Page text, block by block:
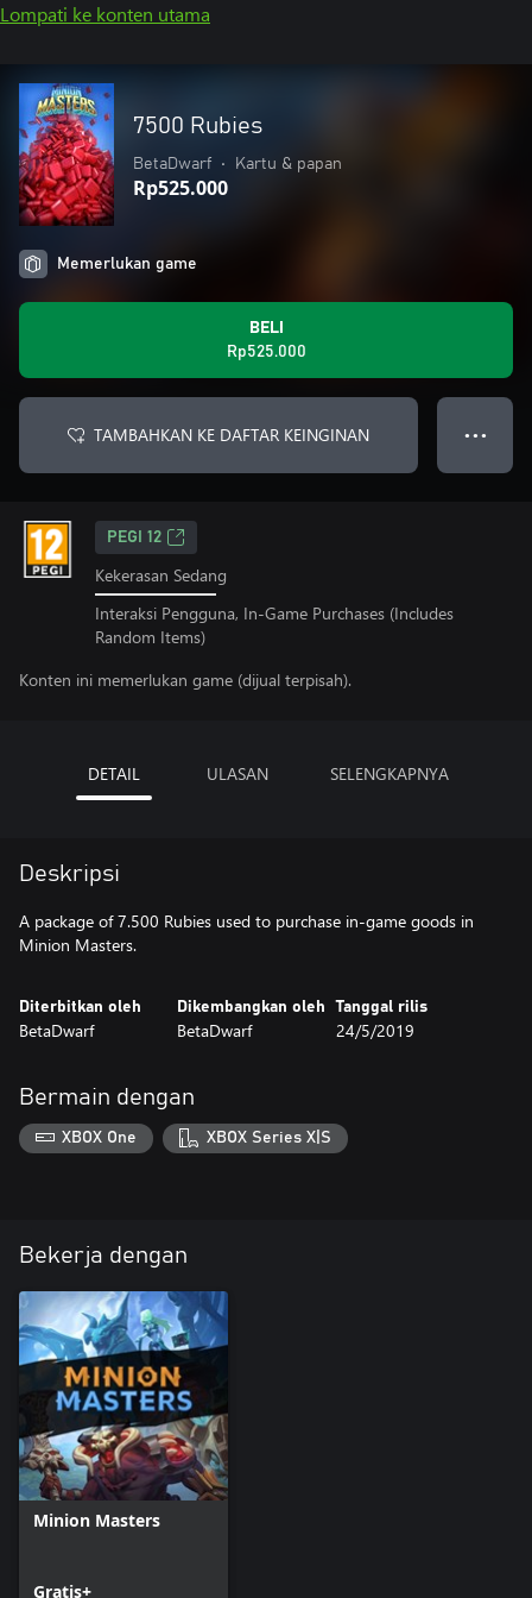
Lompati ke konten utama
7500 Rubies
BetaDwarf • Kartu & papan
Rp525.000
Memerlukan game
BELI
Rp525.000
TAMBAHKAN KE DAFTAR KEINGINAN ● ● ●
PEGI 12
Kekerasan Sedang
Interaksi Pengguna, In-Game Purchases (Includes
Random Items)
Konten ini memerlukan game (dijual terpisah).
DETAIL ULASAN SELENGKAPNYA
Deskripsi
A package of 7.500 Rubies used to purchase in-game goods in
Minion Masters.
Diterbitkan oleh
BetaDwarf
Dikembangkan oleh
BetaDwarf
Tanggal rilis
24/5/2019
Bermain dengan
XBOX One XBOX Series X|S
Bekerja dengan
Minion Masters
Gratis+